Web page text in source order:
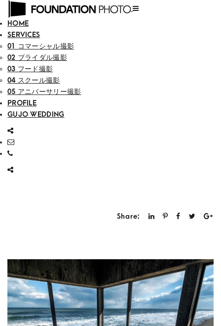
HOME
SERVICES
01 コマーシャル撮影
02 ブライダル撮影
03 フード撮影
04 スクール撮影
05 アニバーサリー撮影
PROFILE
GUJO WEDDING
Share: